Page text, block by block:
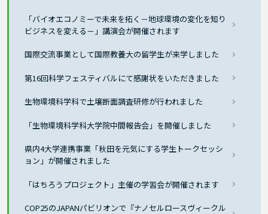
「バイオエコノミーで未来を拓く－地球環境の変化を知り
ビジネスを変える－」講演会が開催されます
国際交流事業として国際教養大の留学生が来学しました
第16回科学フェスティバルにて感謝状をいただきました
生物環境科学科で土壌断面調査研修が行われました
「生物環境科学科大学院中間報告会」を開催しました
県内4大学連携事業「秋田を元気にする学生トークセッシ
ョン」が開催されました
「はちろうプロジェクト」主催の学習会が開催されます
COP25のJAPANパビリオンで『ナノセルロースヴィークル